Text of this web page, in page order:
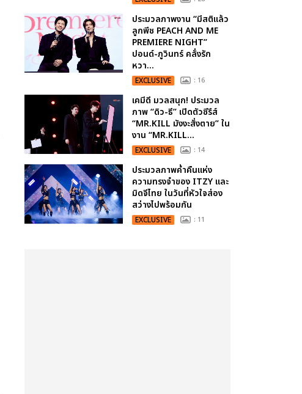
ประมวลภาพงาน “มีสติแล้ว
ลูกพีช PEACH AND ME
PREMIERE NIGHT”
ปอนด์-ภูวินทร์ คลั่งรัก
หวา...
EXCLUSIVE : 16
เคมีดี มวลสนุก! ประมวล
ภาพ “ดิว-ธี” เปิดตัวซีรีส์
“MR.KILL มังงะสั่งตาย” ใน
งาน “MR.KILL...
EXCLUSIVE : 14
ประมวลภาพค่ำคืนแห่ง
ความทรงจำของ ITZY และ
มิดจีไทย ในวันที่หัวใจส่อง
สว่างไปพร้อมกัน
EXCLUSIVE : 11